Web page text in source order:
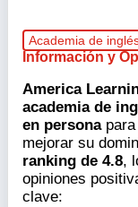
Academia de
Información y
America
academia de
en personapara
mejorar su
ranking de 4.8,
opiniones
clave: